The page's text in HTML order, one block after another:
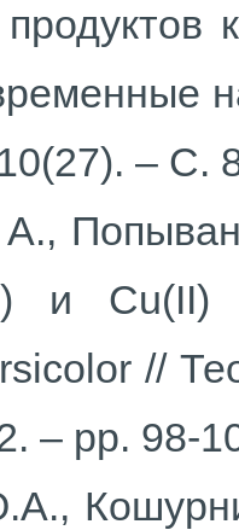
– С.
и Cu(II)
//
– pp. 98-